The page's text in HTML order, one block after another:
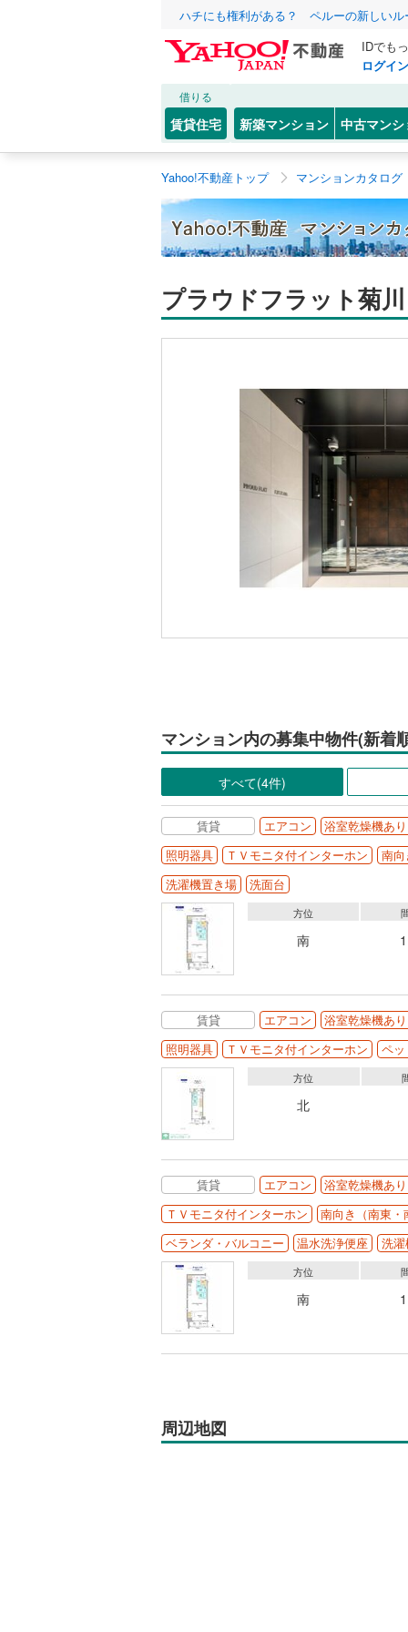
ハチにも権利がある？ ペルーの新しいル
IDでも
ログイン
借りる
賃貸住宅 新築マンション 中古マンシ
Yahoo!不動産トップ マンションカタログ
プラウドフラット菊川
マンション内の募集中物件(新着
すべて(4件)
賃貸 エアコン
浴室乾燥機あり
照明器具
ＴＶモニタ付インターホン
南
洗濯機置き場
洗面台
方位
南
賃貸 エアコン
浴室乾燥機あり
照明器具
ＴＶモニタ付インターホン ペ
方位
北
賃貸 エアコン
浴室乾燥機あり
ＴＶモニタ付インターホン
南向き（南東・
ベランダ・バルコニー
温水洗浄便座 洗
方位
南
周辺地図